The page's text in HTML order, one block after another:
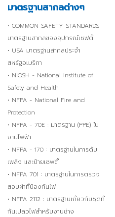
มาตรฐานสากลต่างๆ
• COMMON SAFETY STANDARDS
มาตรฐานสากลของอุปกรณ์เซฟตี้
• USA มาตรฐานสากลประจำ
สหรัฐอเมริกา
• NIOSH - National Institute of
Safety and Health
• NFPA - National Fire and
Protection
• NFPA - 70E : มาตรฐาน (PPE) ใน
งานไฟฟ้า
• NFPA - 170 : มาตรฐานในการดับ
เพลิง และป้ายเซฟตี้
• NFPA 701 : มาตรฐานในการตรวจ
สอบผ้าที่ป้องกันไฟ
• NFPA 2112 : มาตรฐานเกี่ยวกับชุดที่
กันเปลวไฟสำหรับงานช่าง